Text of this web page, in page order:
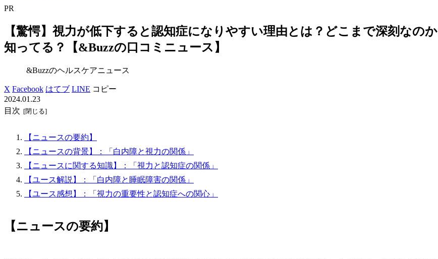
PR
【驚愕】視力が低下すると認知症になりやすい理由とは？どこまで深刻なのか
知ってる？【&Buzzの口コミニュース】
&Buzzのヘルスケアニュース
X Facebook はてブ LINE コピー
2024.01.23
目次
【ニュースの要約】
【ニュースの背景】：「白内障と視力の関係」
【ニュースに関する知識】：「視力と認知症の関係」
【ユース解説】：「白内障と睡眠障害の関係」
【ユース感想】：「視力の重要性と認知症への関心」
【ニュースの要約】